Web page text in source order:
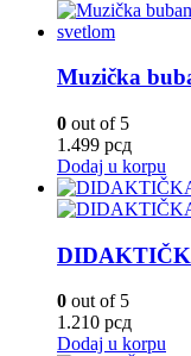
Muzička
0 out of 5
1.499 рсд
Dodaj u korpu
0 out of 5
1.210 рсд
Dodaj u korpu